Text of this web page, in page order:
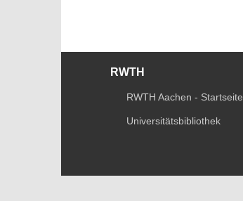
RWTH
RWTH Aachen - Startseite
Universitätsbibliothek